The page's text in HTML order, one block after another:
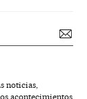
noticias,
acontecimientos